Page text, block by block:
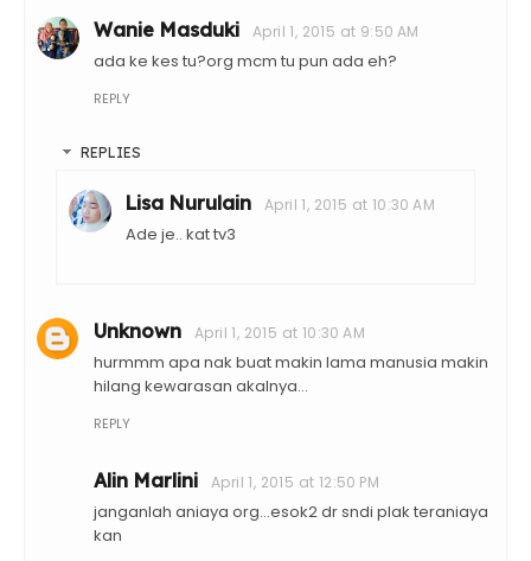
Wanie Masduki April 1, 2015 at 9:50 AM
ada ke kes tu?org mcm tu pun ada eh?
REPLY
REPLIES
Lisa Nurulain April 1, 2015 at 10:30 AM
Ade je.. kat tv3
Unknown April 1, 2015 at 10:30 AM
hurmmm apa nak buat makin lama manusia makin
hilang kewarasan akalnya...
REPLY
Alin Marlini April 1, 2015 at 12:50 PM
janganlah aniaya org...esok2 dr sndi plak teraniaya
kan